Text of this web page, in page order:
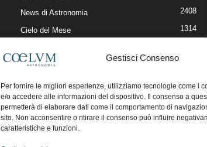
Gestisci Consenso
Per fornire le migliori esperienze, utilizziamo tecnologie come i
e/o accedere alle informazioni del dispositivo. Il consenso a
permetterà di elaborare dati come il comportamento di
sito. Non acconsentire o ritirare il consenso può influire
caratteristiche e funzioni.
News di Astronomia 2408
Cielo del Mese 1314
Articoli e Risorse On-Line
Il Blog della Redazione